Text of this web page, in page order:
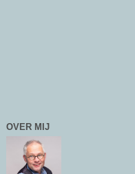
OVER MIJ